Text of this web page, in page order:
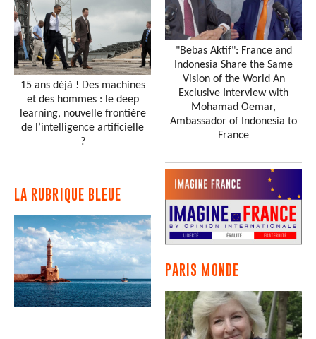
15 ans déjà ! Des machines
et des hommes : le deep
learning, nouvelle frontière
de l’intelligence artificielle
?
LA RUBRIQUE BLEUE
"Bebas Aktif": France and
Indonesia Share the Same
Vision of the World An
Exclusive Interview with
Mohamad Oemar,
Ambassador of Indonesia to
France
PARIS MONDE